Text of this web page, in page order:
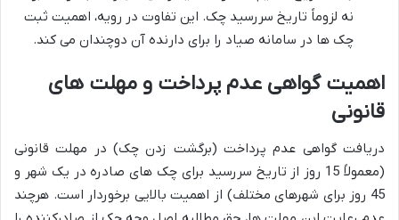
نه لزوماً تاریخ سررسید چک. این تفاوت در رویه، اهمیت ثبت
چک ها در سامانه صیاد را برای دارنده آن دوچندان می کند.
اهمیت گواهی عدم پرداخت و مهلت های
قانونی
دریافت گواهی عدم پرداخت (برگشت زدن چک) در مهلت قانونی
(معمولاً 15 روز از تاریخ سررسید برای چک های صادره در یک شهر و
45 روز برای شهرهای مختلف) از اهمیت بالایی برخوردار است. هرچند